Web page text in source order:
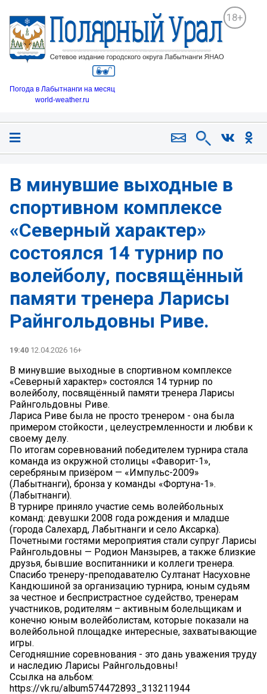
18+
Погода в Лабытнанги на месяц
world-weather.ru
В минувшие выходные в
спортивном комплексе
«Северный характер»
состоялся 14 турнир по
волейболу, посвящённый
памяти тренера Ларисы
Райнгольдовны Риве.
19:40 12.04.2026 16+
В минувшие выходные в спортивном комплексе
«Северный характер» состоялся 14 турнир по
волейболу, посвящённый памяти тренера Ларисы
Райнгольдовны Риве.
Лариса Риве была не просто тренером - она была
примером стойкости , целеустремленности и любви к
своему делу.
По итогам соревнований победителем турнира стала
команда из окружной столицы «Фаворит-1»,
серебряным призёром — «Импульс-2009»
(Лабытнанги), бронза у команды «Фортуна-1».
(Лабытнанги).
В турнире приняло участие семь волейбольных
команд: девушки 2008 года рождения и младше
(города Салехард, Лабытнанги и село Аксарка).
Почетными гостями мероприятия стали супруг Ларисы
Райнгольдовны — Родион Манзырев, а также близкие
друзья, бывшие воспитанники и коллеги тренера.
Спасибо тренеру-преподавателю Султанат Насуховне
Кандюшиной за организацию турнира, юным судьям
за честное и беспристрастное судейство, тренерам
участников, родителям – активным болельщикам и
конечно юным волейболистам, которые показали на
волейбольной площадке интересные, захватывающие
игры.
Сегодняшние соревнования - это дань уважения труду
и наследию Ларисы Райнгольдовны!
Ссылка на альбом:
https://vk.ru/album574472893_313211944